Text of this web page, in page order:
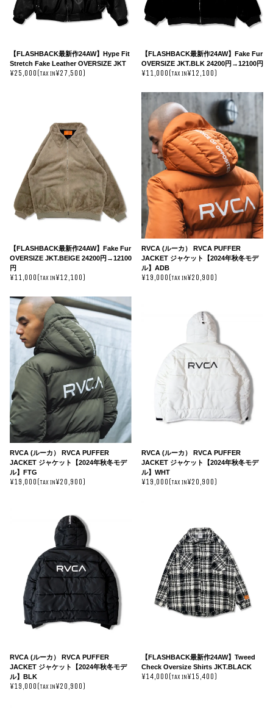
【FLASHBACK最新作24AW】Hype Fit
Stretch Fake Leather OVERSIZE JKT
¥25,000(TAX IN¥27,500)
【FLASHBACK最新作24AW】Fake Fur
OVERSIZE JKT.BLK 24200円→12100円
¥11,000(TAX IN¥12,100)
【FLASHBACK最新作24AW】Fake Fur
OVERSIZE JKT.BEIGE 24200円→12100
円
¥11,000(TAX IN¥12,100)
RVCA (ルーカ） RVCA PUFFER
JACKET ジャケット【2024年秋冬モデ
ル】ADB
¥19,000(TAX IN¥20,900)
RVCA (ルーカ） RVCA PUFFER
JACKET ジャケット【2024年秋冬モデ
ル】FTG
¥19,000(TAX IN¥20,900)
RVCA (ルーカ） RVCA PUFFER
JACKET ジャケット【2024年秋冬モデ
ル】WHT
¥19,000(TAX IN¥20,900)
RVCA (ルーカ） RVCA PUFFER
JACKET ジャケット【2024年秋冬モデ
ル】BLK
¥19,000(TAX IN¥20,900)
【FLASHBACK最新作24AW】Tweed
Check Oversize Shirts JKT.BLACK
¥14,000(TAX IN¥15,400)